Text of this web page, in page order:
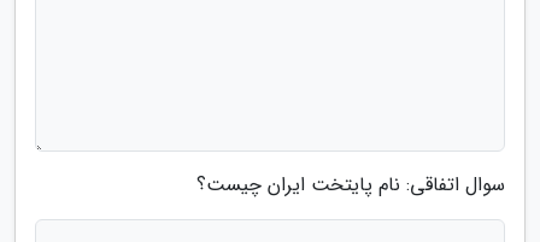
سوال اتفاقی: نام پایتخت ایران چیست؟